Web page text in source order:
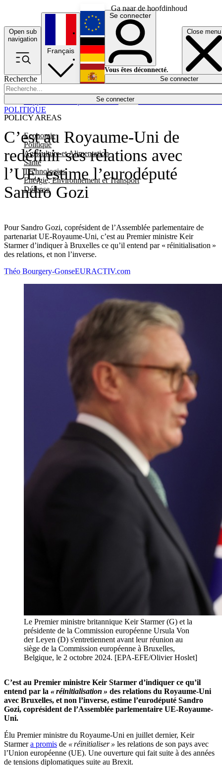
Ga naar de hoofdinhoud
Open sub
navigation
Close menu
Recherche
Se connecter
POLICY AREAS
Economie
Politique
Agriculture et Alimentation
Santé
Technologies
Energie, Environnement et Transport
Défense
Économie
Français
English
Deutsch
Español
Se connecter
Vous êtes déconnecté.
Se connecter
C’est au Royaume-Uni de
redéfinir ses relations avec
l’UE, estime l’eurodéputé
Sandro Gozi
Pour Sandro Gozi, coprésident de l’Assemblée parlementaire de
partenariat UE-Royaume-Uni, c’est au Premier ministre Keir
Starmer d’indiquer à Bruxelles ce qu’il entend par « réinitialisation »
des relations, et non l’inverse.
POLITIQUE
Théo Bourgery-GonseEURACTIV.com
Le Premier ministre britannique Keir Starmer (G) et la
présidente de la Commission européenne Ursula Von
der Leyen (D) s'entretiennent avant leur réunion au
siège de la Commission européenne à Bruxelles,
Belgique, le 2 octobre 2024. [EPA-EFE/Olivier Hoslet]
C’est au Premier ministre Keir Starmer d’indiquer ce qu’il
entend par la « réinitialisation » des relations du Royaume-Uni
avec Bruxelles, et non l’inverse, estime l’eurodéputé Sandro
Gozi, coprésident de l’Assemblée parlementaire UE-Royaume-
Uni.
Élu Premier ministre du Royaume-Uni en juillet dernier, Keir
Starmera promis de « réinitialiser » les relations de son pays avec
l’Union européenne (UE). Une ouverture qui fait suite à des années
de tensions diplomatiques suite au Brexit.